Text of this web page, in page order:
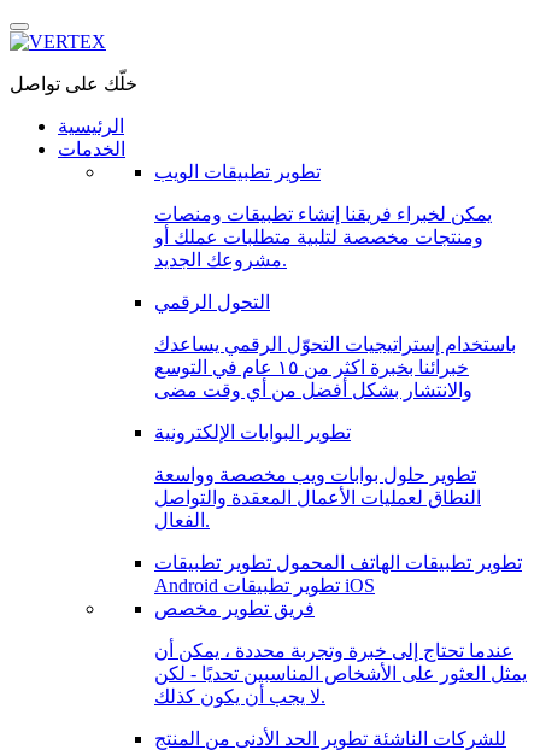
خلّك على تواصل
الرئيسية
الخدمات
تطوير تطبيقات الويب
يمكن لخبراء فريقنا إنشاء تطبيقات ومنصات
ومنتجات مخصصة لتلبية متطلبات عملك أو
مشروعك الجديد.
التحول الرقمي
باستخدام إستراتيجيات التحوّل الرقمي يساعدك
خبرائنا بخبرة اكثر من ١٥ عام في التوسع
والانتشار بشكل أفضل من أي وقت مضى
تطوير البوابات الإلكترونية
تطوير حلول بوابات ويب مخصصة وواسعة
النطاق لعمليات الأعمال المعقدة والتواصل
الفعال.
تطوير تطبيقات الهاتف المحمول تطوير تطبيقات
Android
تطوير تطبيقات iOS
فريق تطوير مخصص
عندما تحتاج إلى خبرة وتجربة محددة ، يمكن أن
يمثل العثور على الأشخاص المناسبين تحديًا - لكن
لا يجب أن يكون كذلك.
للشركات الناشئة تطوير الحد الأدنى من المنتج